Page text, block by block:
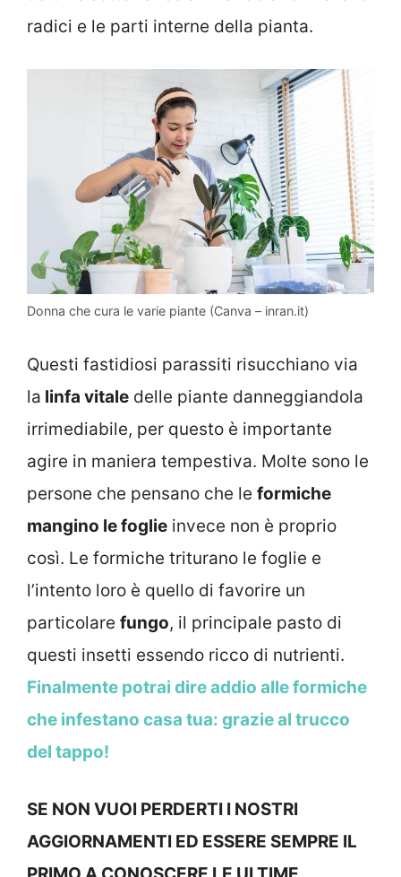
radici e le parti interne della pianta.
Donna che cura le varie piante (Canva – inran.it)
Questi fastidiosi parassiti risucchiano via
la linfa vitale delle piante danneggiandola
irrimediabile, per questo è importante
agire in maniera tempestiva. Molte sono le
persone che pensano che le formiche
mangino le foglie invece non è proprio
così. Le formiche triturano le foglie e
l’intento loro è quello di favorire un
particolare fungo, il principale pasto di
questi insetti essendo ricco di nutrienti.
Finalmente potrai dire addio alle formiche
che infestano casa tua: grazie al trucco
del tappo!
SE NON VUOI PERDERTI I NOSTRI
AGGIORNAMENTI ED ESSERE SEMPRE IL